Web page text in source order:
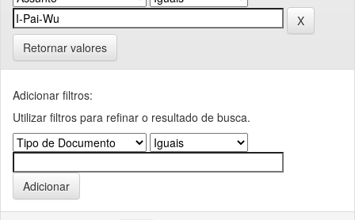
Retornar valores
Adicionar filtros:
Utilizar filtros para refinar o resultado de busca.